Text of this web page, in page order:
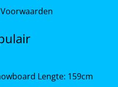
Lengte: 159cm